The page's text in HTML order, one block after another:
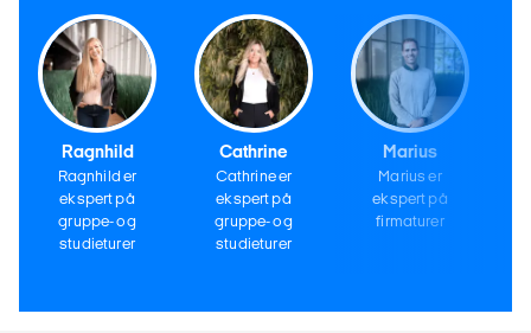
Ragnhild
Ragnhild er
ekspert på
gruppe- og
studieturer
Cathrine
Cathrine er
ekspert på
gruppe- og
studieturer
Marius
Marius er
ekspert på
firmaturer